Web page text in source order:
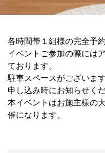
各時間帯１組様の完全予
イベントご参加の際には
ております。
駐車スペースがございま
申し込み時にお知らせくだ
本イベントはお施主様の
催になります。